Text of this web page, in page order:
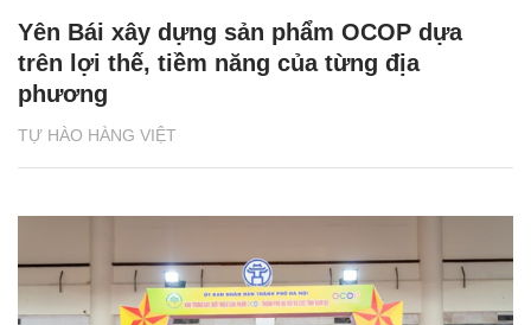
TỰ HÀO HÀNG VIỆT
Yên Bái xây dựng sản phẩm OCOP dựa
trên lợi thế, tiềm năng của từng địa
phương